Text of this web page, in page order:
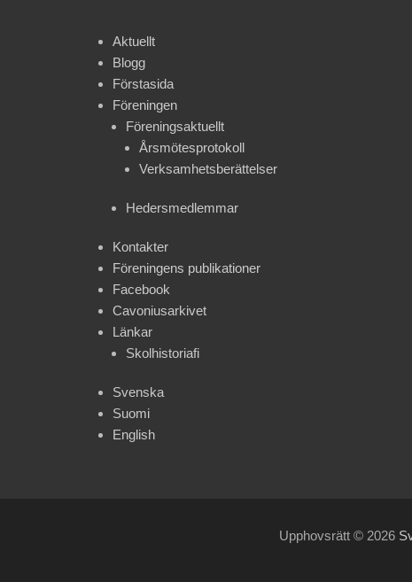
Aktuellt
Blogg
Förstasida
Föreningen
Föreningsaktuellt
Årsmötesprotokoll
Verksamhetsberättelser
Hedersmedlemmar
Kontakter
Föreningens publikationer
Facebook
Cavoniusarkivet
Länkar
Skolhistoriafi
Svenska
Suomi
English
Upphovsrätt © 2026